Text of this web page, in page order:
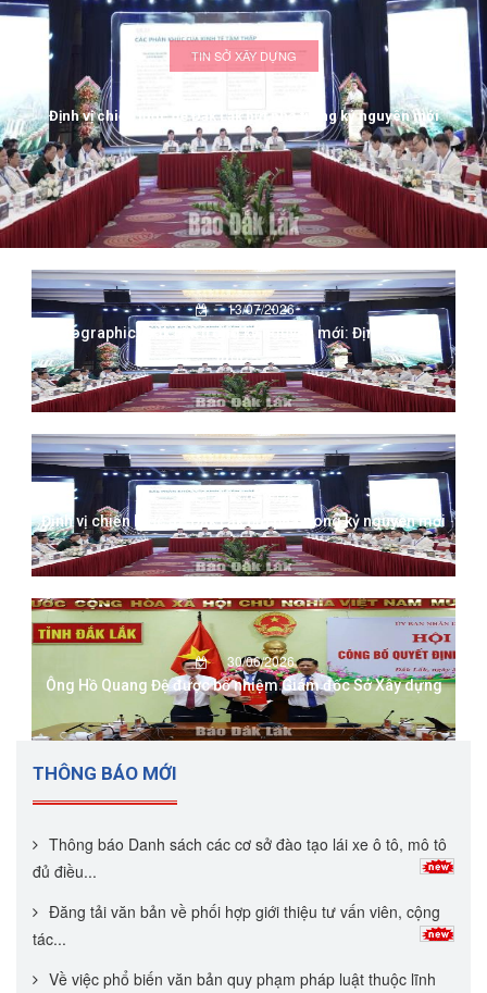
TIN SỞ XÂY DỰNG
Định vị chiến lược để Đắk Lắk bứt phá trong kỷ nguyên mới
13/07/2026
(Infographic) Đắk Lắk trong kỷ nguyên mới: Định vị chiến
lược -...
13/07/2026
Định vị chiến lược để Đắk Lắk bứt phá trong kỷ nguyên mới
30/06/2026
Ông Hồ Quang Đệ được bổ nhiệm Giám đốc Sở Xây dựng
THÔNG BÁO MỚI
Thông báo Danh sách các cơ sở đào tạo lái xe ô tô, mô tô
đủ điều...
Đăng tải văn bản về phối hợp giới thiệu tư vấn viên, cộng
tác...
Về việc phổ biến văn bản quy phạm pháp luật thuộc lĩnh